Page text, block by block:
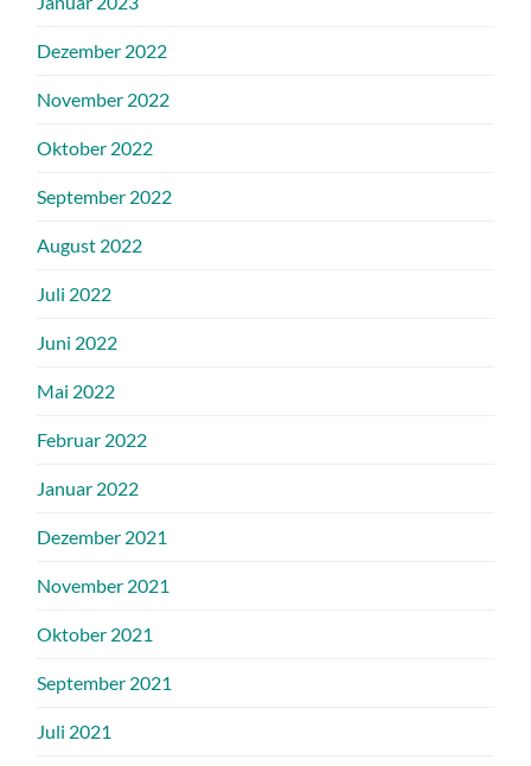
Dezember 2022
November 2022
Oktober 2022
September 2022
August 2022
Juli 2022
Juni 2022
Mai 2022
Februar 2022
Januar 2022
Dezember 2021
November 2021
Oktober 2021
September 2021
Juli 2021